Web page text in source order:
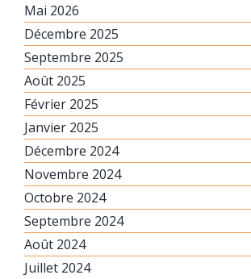
Mai 2026
Décembre 2025
Septembre 2025
Août 2025
Février 2025
Janvier 2025
Décembre 2024
Novembre 2024
Octobre 2024
Septembre 2024
Août 2024
Juillet 2024